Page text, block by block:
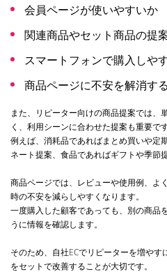
会員ページが使いやすいか
関連商品やセット商品の提
スマートフォンで購入しや
商品ページに不安を解消す
また、リピーター向けの商品提案では、
く、利用シーンに合わせた提案も重要です
例えば、消耗品であればまとめ買いや定
ネート提案、食品であればギフトや季節
商品ページでは、レビューや使用例、よ
時の不安を減らしやすくなります。
一度購入した顧客であっても、別の商品
うに情報を確認します。
そのため、自社ECでリピーターを増や
をセットで改善することが大切です。